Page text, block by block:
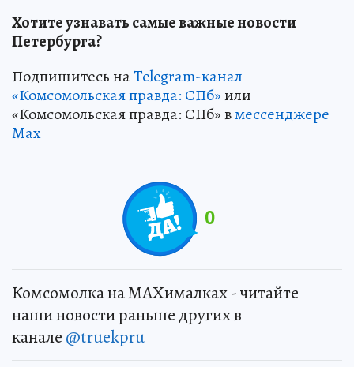
Хотите узнавать самые важные новости
Петербурга?
Подпишитесь наTelegram-канал
«Комсомольская правда: СПб»или
«Комсомольская правда: СПб» вмессенджере
Max
0
Комсомолка на MAXималках - читайте
наши новости раньше других в
канале @truekpru